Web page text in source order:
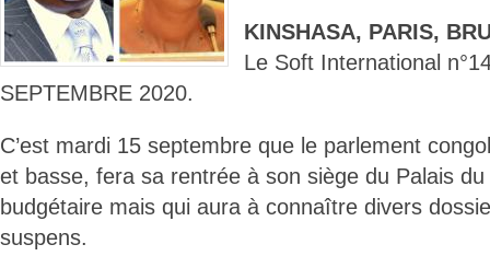
KINSHASA, PARIS,
Le Soft International
SEPTEMBRE 2020.
C’est mardi 15 septembre que le parlement
et basse, fera sa rentrée à son siège du Palais
budgétaire mais qui aura à connaître divers
suspens.